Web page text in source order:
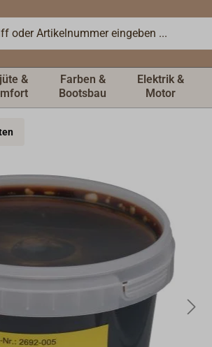
&
Farben &
Bootsbau
Elektrik &
Motor